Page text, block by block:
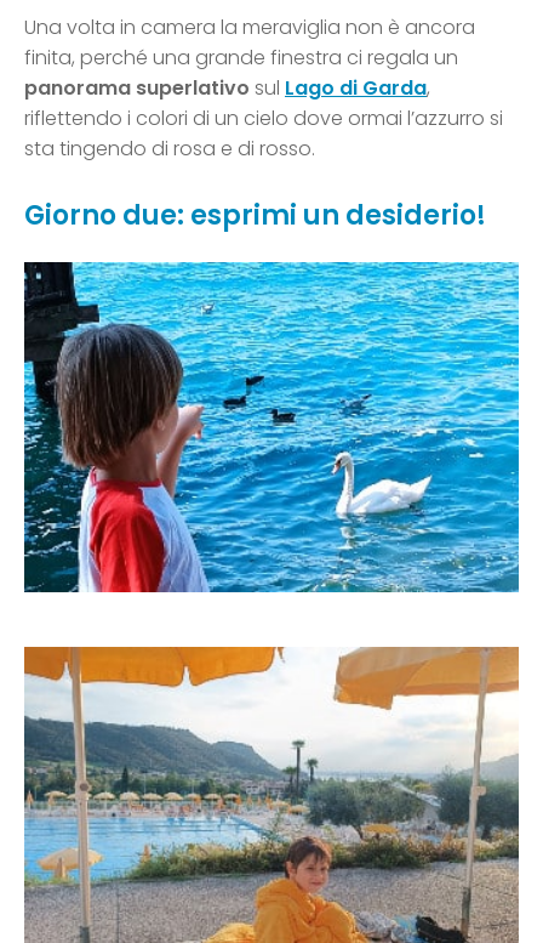
Una volta in camera la meraviglia non è ancora
finita, perché una grande finestra ci regala un
panorama superlativo sul Lago di Garda,
riflettendo i colori di un cielo dove ormai l’azzurro si
sta tingendo di rosa e di rosso.
Giorno due: esprimi un desiderio!